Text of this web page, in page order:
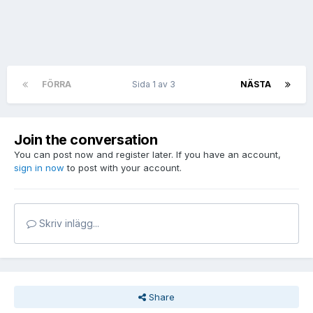
FÖRRA NÄSTA
Sida 1 av 3
Join the conversation
You can post now and register later. If you have an account,
sign in now to post with your account.
Skriv inlägg...
Share